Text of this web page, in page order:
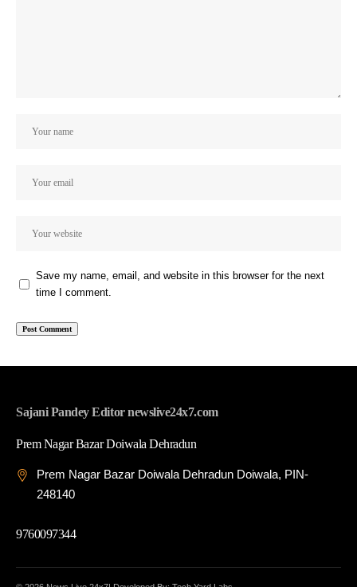
Save my name, email, and website in this browser for the next
time I comment.
Sajani Pandey Editor newslive24x7.com
Prem Nagar Bazar Doiwala Dehradun
Prem Nagar Bazar Doiwala Dehradun Doiwala, PIN-
248140
9760097344